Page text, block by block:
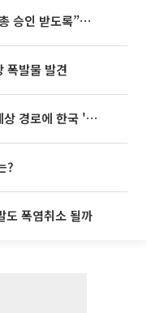
김정관 장관 “반도체 성과급, 주총 승인 받도록”…상법·자본시장법 개정 시사
폭발물 발견
태풍 '돌핀' 이어 '찬홈' 등장…예상 경로에 한국 '한숨'
?
도 폭염취소 될까